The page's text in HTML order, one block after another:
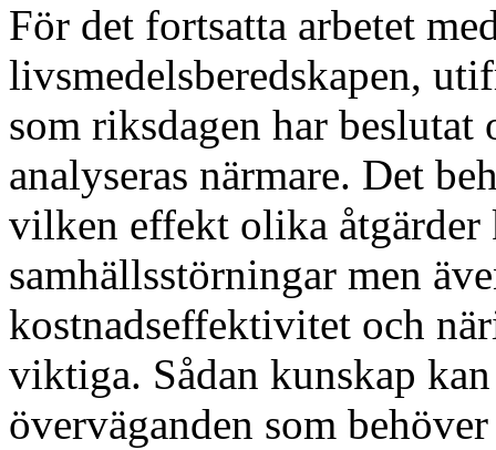
För det fortsatta arbetet
livsmedelsberedskapen,
som riksdagen har beslutat
analyseras närmare. Det
vilken effekt olika
samhällsstörningar men
kostnadseffektivitet och
viktiga. Sådan kunskap
överväganden som